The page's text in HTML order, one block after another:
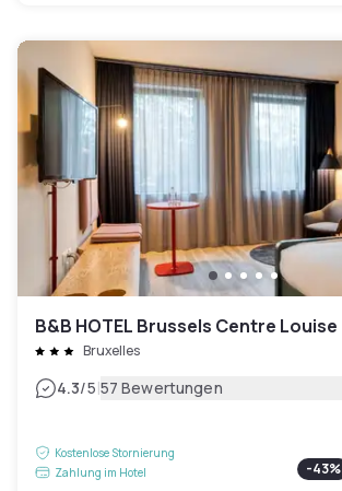
B&B HOTEL Brussels Centre Louise
Bruxelles
4.3/5|57 Bewertungen
Kostenlose Stornierung
Zahlung im Hotel
-43%